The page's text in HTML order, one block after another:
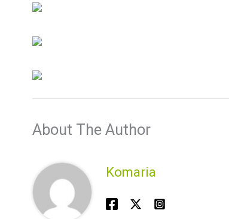
About The Author
Komaria